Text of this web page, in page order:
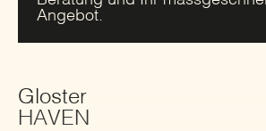
Angebot.
Gloster
HAVEN